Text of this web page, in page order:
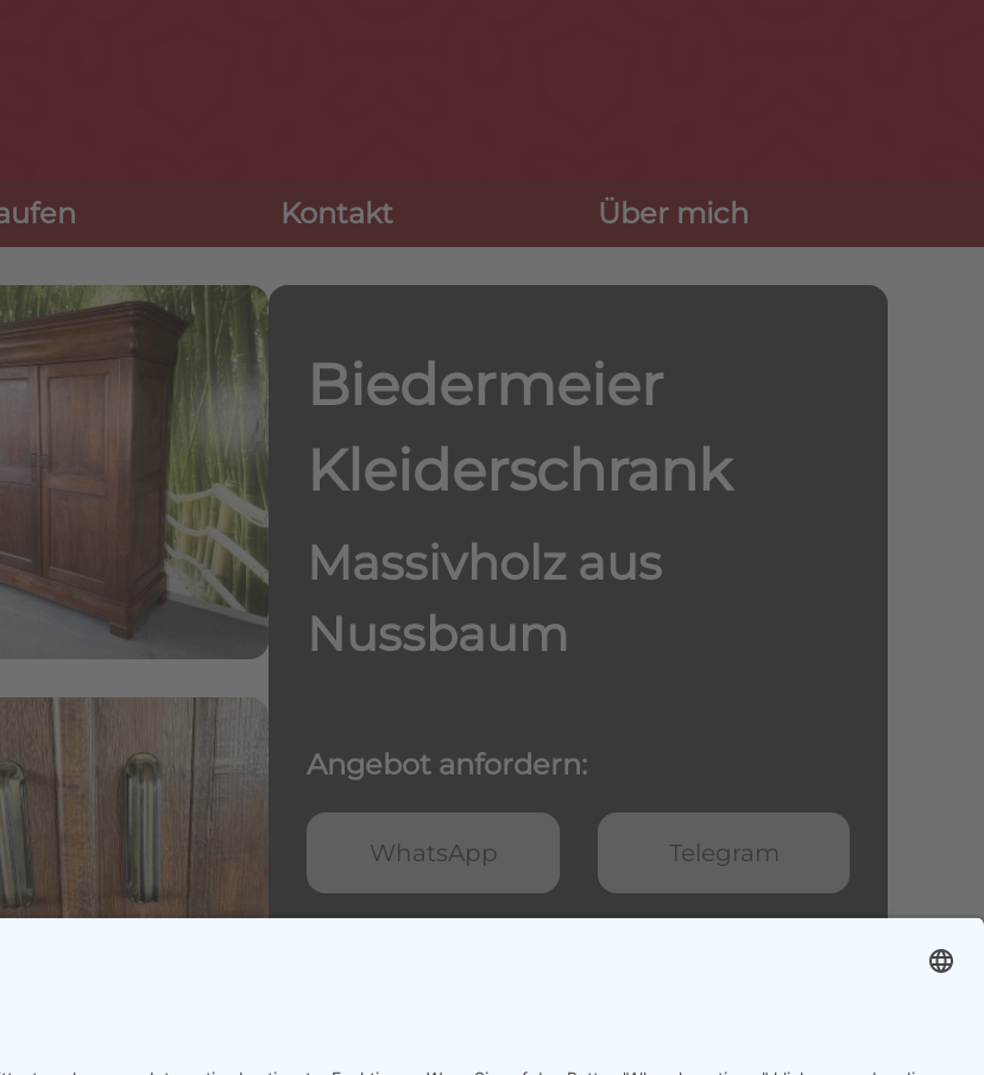
Navigation
überspringen
Kontakt Über mich
Biedermeier
Kleiderschrank
Massivholz aus
Nussbaum
Angebot anfordern:
WhatsApp Telegram